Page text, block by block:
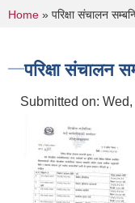
You are
Home » परिक्षा संचालन
परिक्षा संचालन
Submitted on: